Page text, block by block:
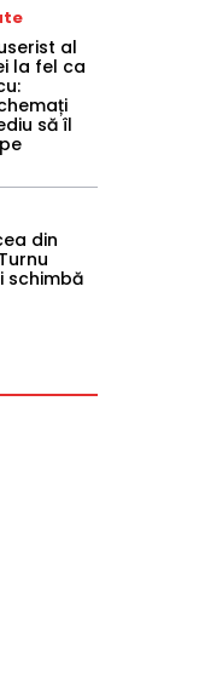
al
la fel ca
să îl
din
schimbă